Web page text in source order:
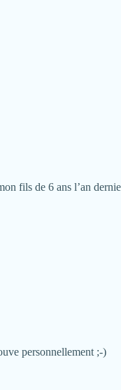
fils de 6 ans l’an
personnellement ;-)